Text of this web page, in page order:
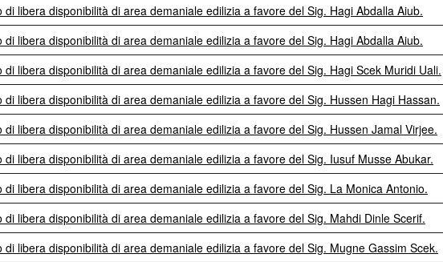
di libera disponibilità di area demaniale edilizia a favore del Sig. Hagi Abdalla Aiub.
di libera disponibilità di area demaniale edilizia a favore del Sig. Hagi Abdalla Aiub.
di libera disponibilità di area demaniale edilizia a favore del Sig. Hagi Scek Muridi Uali.
di libera disponibilità di area demaniale edilizia a favore del Sig. Hussen Hagi Hassan.
di libera disponibilità di area demaniale edilizia a favore del Sig. Hussen Jamal Virjee.
di libera disponibilità di area demaniale edilizia a favore del Sig. Iusuf Musse Abukar.
di libera disponibilità di area demaniale edilizia a favore del Sig. La Monica Antonio.
di libera disponibilità di area demaniale edilizia a favore del Sig. Mahdi Dinle Scerif.
di libera disponibilità di area demaniale edilizia a favore del Sig. Mugne Gassim Scek.